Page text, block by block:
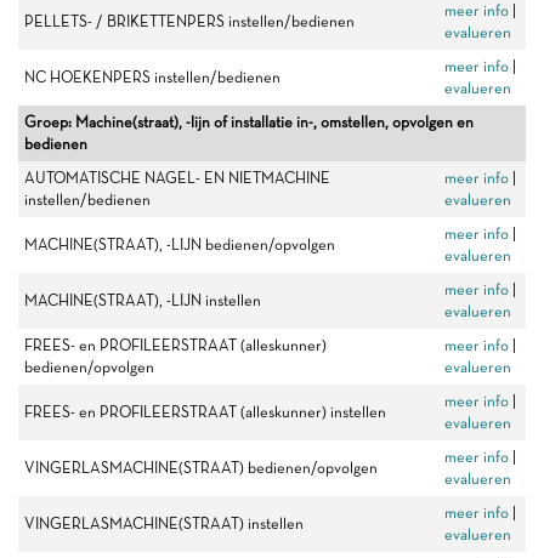
PELLETS- / BRIKETTENPERS instellen/bedienen
meer info
evalueren
NC HOEKENPERS instellen/bedienen
meer info
evalueren
Groep: Machine(straat), -lijn of installatie in-, omstellen, opvolgen en
bedienen
AUTOMATISCHE NAGEL- EN NIETMACHINE
instellen/bedienen
meer info
evalueren
MACHINE(STRAAT), -LIJN bedienen/opvolgen
meer info
evalueren
MACHINE(STRAAT), -LIJN instellen
meer info
evalueren
FREES- en PROFILEERSTRAAT (alleskunner)
bedienen/opvolgen
meer info
evalueren
FREES- en PROFILEERSTRAAT (alleskunner) instellen
meer info
evalueren
VINGERLASMACHINE(STRAAT) bedienen/opvolgen
meer info
evalueren
VINGERLASMACHINE(STRAAT) instellen
meer info
evalueren